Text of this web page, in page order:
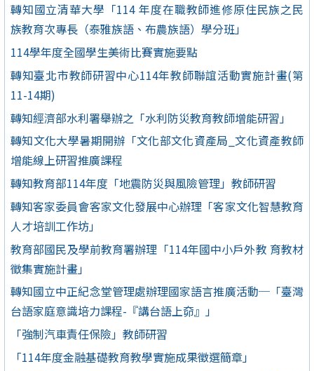
轉知國立清華大學「114 年度在職教師進修原住民族之民
族教育次專長（泰雅族語、布農族語）學分班」
114學年度全國學生美術比賽實施要點
轉知臺北市教師研習中心114年教師聯誼活動實施計畫(第
11-14期)
轉知經濟部水利署舉辦之「水利防災教育教師增能研習」
轉知文化大學暑期開辦「文化部文化資產局_文化資產教師
增能線上研習推廣課程
轉知教育部114年度「地震防災與風險管理」教師研習
轉知客家委員會客家文化發展中心辦理「客家文化智慧教育
人才培訓工作坊」
教育部國民及學前教育署辦理「114年國中小戶外教 育教材
徵集實施計畫」
轉知國立中正紀念堂管理處辦理國家語言推廣活動─「臺灣
台語家庭意識培力課程-『講台語上奅』」
「強制汽車責任保險」教師研習
「114年度金融基礎教育教學實施成果徵選簡章」